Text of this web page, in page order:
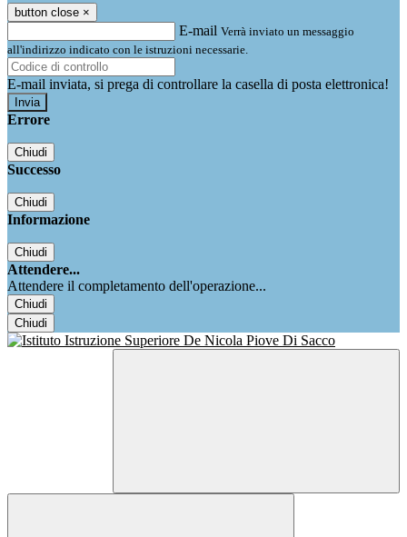
button close ×
E-mail Verrà inviato un messaggio
all'indirizzo indicato con le istruzioni necessarie.
E-mail inviata, si prega di controllare la casella di posta elettronica!
Errore
Chiudi
Successo
Chiudi
Informazione
Chiudi
Attendere...
Attendere il completamento dell'operazione...
Chiudi
Chiudi